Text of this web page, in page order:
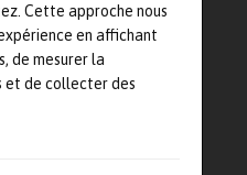
Cette approche nous
en affichant
de mesurer la
et de collecter des
se dote d’une nouvelle